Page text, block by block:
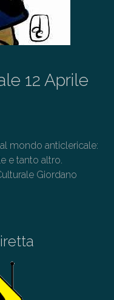
12 Aprile
mondo anticlericale:
e tanto altro.
Giordano